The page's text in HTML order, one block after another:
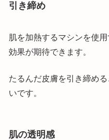
引き締め
肌を加熱するマシンを使
効果が期待できます。
たるんだ皮膚を引き締め
いです。
肌の透明感